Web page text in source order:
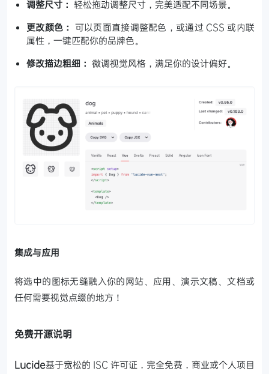
调整尺寸： 轻松拖动调整尺寸，完美适配不同场景。
更改颜色： 可以页面直接调整配色，或通过 CSS 或内联
属性，一键匹配你的品牌色。
修改描边粗细： 微调视觉风格，满足你的设计偏好。
集成与应用
将选中的图标无缝融入你的网站、应用、演示文稿、文档或
任何需要视觉点缀的地方！
免费开源说明
Lucide基于宽松的 ISC 许可证，完全免费，商业或个人项目